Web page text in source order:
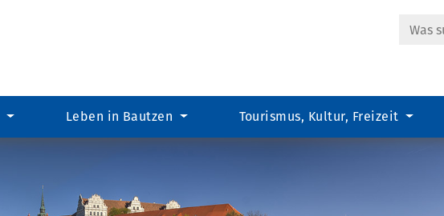
Leben in Bautzen Tourismus, Kultur, Freizeit